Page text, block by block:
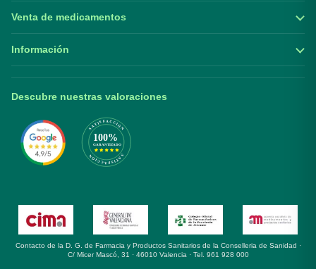
Venta de medicamentos
Información
Descubre nuestras valoraciones
Contacto de la D. G. de Farmacia y Productos Sanitarios de la Conselleria de Sanidad ·
C/ Micer Mascó, 31 · 46010 Valencia · Tel. 961 928 000